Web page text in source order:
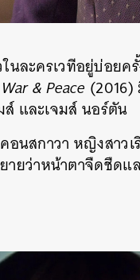
ละครเวทีอยู่บ่อยค
War & Peace
และเจมส์ นอร์ตัน
อนสกาวา หญิงสาว
ายว่าหน้าตาจืดชืด
TWEET LINE